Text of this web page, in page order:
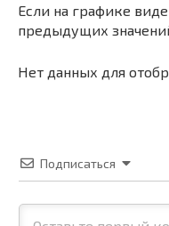
Если на графике
предыдущих
Нет данных для
Подписаться